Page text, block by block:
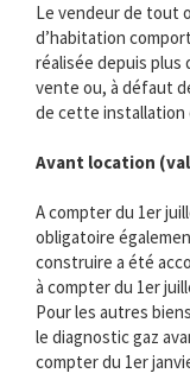
Le vendeur de tout
d’habitation
réalisée depuis plus
vente ou, à défaut
de cette installation
Avant location
A compter du 1er
obligatoire
construire a été
à compter du 1er
Pour les autres
le diagnostic gaz
compter du 1er